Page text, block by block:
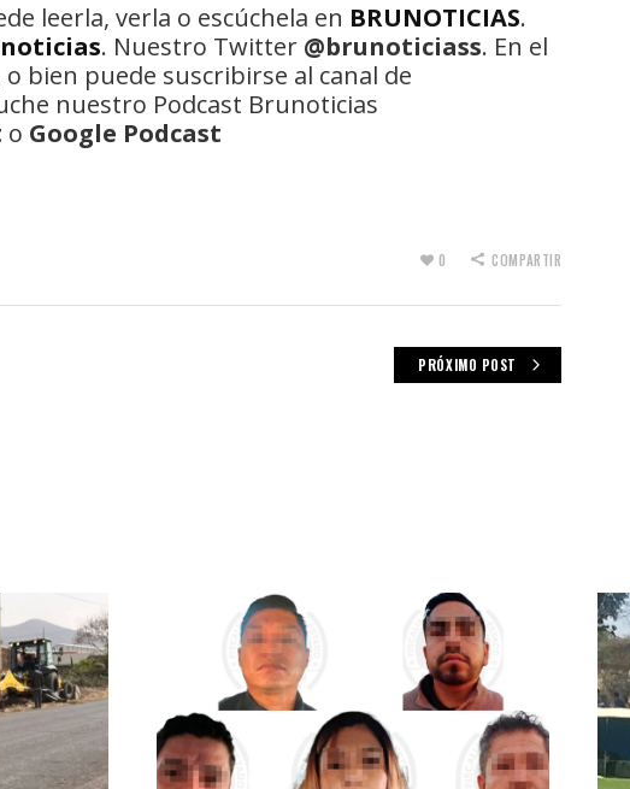
leerla, verla o escúchela en BRUNOTICIAS.
. Nuestro Twitter @brunoticiass. En el
o bien puede suscribirse al canal de
nuestro Podcast Brunoticias
o Google Podcast
0 COMPARTIR
PRÓXIMO POST